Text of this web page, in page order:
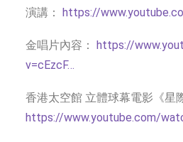
演講： https://
金唱片內容： https://
v=cEzcF…
香港太空館 立體球幕電影《星
https://www.youtube.com/